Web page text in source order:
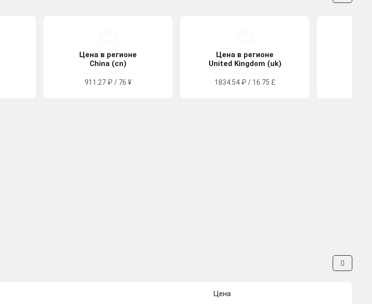
Цена в регионе
China (cn)
911.27 ₽ / 76 ¥
Цена в регионе
United Kingdom (uk)
1834.54 ₽ / 16.75 £
Цена